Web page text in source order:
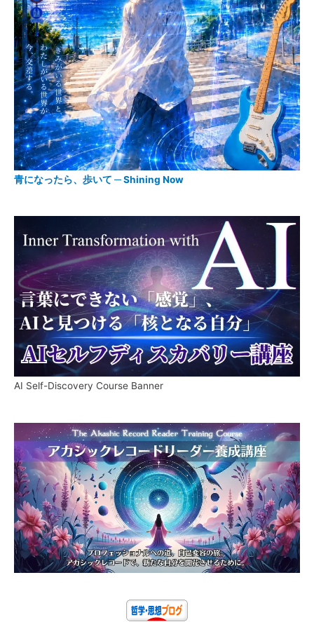
青になったら、歩いて ─ Shining Now
AI Self-Discovery Course Banner